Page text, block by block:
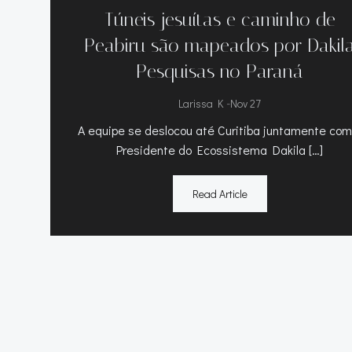
Túneis jesuítas e caminho de
Peabiru são mapeados por
Pesquisas no Paraná
Larissa K -Nov 27
A equipe se deslocou até Curitiba juntamente
Presidente do Ecossistema Dakila […]
Read Article